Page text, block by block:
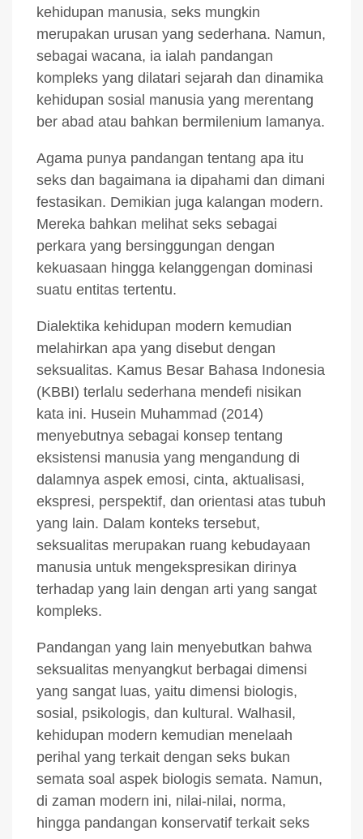
kehidupan manusia, seks mungkin
merupakan urusan yang sederhana. Namun,
sebagai wacana, ia ialah pandangan
kompleks yang dilatari sejarah dan dinamika
kehidupan sosial manusia yang merentang
ber abad atau bahkan bermilenium lamanya.
Agama punya pandangan tentang apa itu
seks dan bagaimana ia dipahami dan dimani
festasikan. Demikian juga kalangan modern.
Mereka bahkan melihat seks sebagai
perkara yang bersinggungan dengan
kekuasaan hingga kelanggengan dominasi
suatu entitas tertentu.
Dialektika kehidupan modern kemudian
melahirkan apa yang disebut dengan
seksualitas. Kamus Besar Bahasa Indonesia
(KBBI) terlalu sederhana mendefi nisikan
kata ini. Husein Muhammad (2014)
menyebutnya sebagai konsep tentang
eksistensi manusia yang mengandung di
dalamnya aspek emosi, cinta, aktualisasi,
ekspresi, perspektif, dan orientasi atas tubuh
yang lain. Dalam konteks tersebut,
seksualitas merupakan ruang kebudayaan
manusia untuk mengekspresikan dirinya
terhadap yang lain dengan arti yang sangat
kompleks.
Pandangan yang lain menyebutkan bahwa
seksualitas menyangkut berbagai dimensi
yang sangat luas, yaitu dimensi biologis,
sosial, psikologis, dan kultural. Walhasil,
kehidupan modern kemudian menelaah
perihal yang terkait dengan seks bukan
semata soal aspek biologis semata. Namun,
di zaman modern ini, nilai-nilai, norma,
hingga pandangan konservatif terkait seks